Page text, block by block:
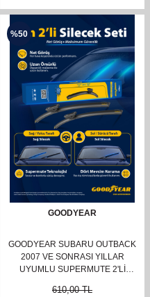
%50
GOODYEAR
GOODYEAR SUBARU OUTBACK
2007 VE SONRASI YILLAR
UYUMLU SUPERMUTE 2'LI
610,00TL